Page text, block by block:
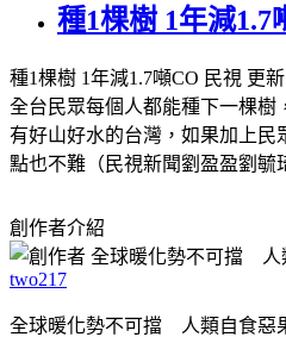
種1棵樹 1年減1.7
種1棵樹 1年減1.7噸CO 民視 更
全台民眾每個人都能種下一棵樹
有好山好水的台灣，如果加上
點也不難（民視新聞劉盈盈劉毓
創作者介紹
two217
全球暖化勢不可擋 人類自食惡